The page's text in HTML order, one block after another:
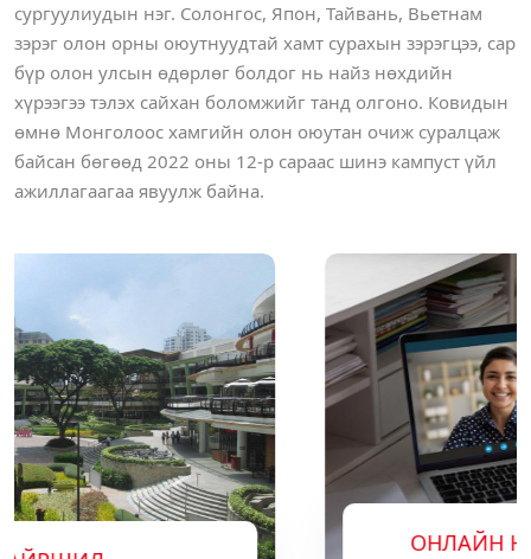
сургуулиудын нэг. Солонгос, Япон, Тайвань, Вьетнам
зэрэг олон орны оюутнуудтай хамт сурахын зэрэгцээ, сар
бүр олон улсын өдөрлөг болдог нь найз нөхдийн
хүрээгээ тэлэх сайхан боломжийг танд олгоно. Ковидын
өмнө Монголоос хамгийн олон оюутан очиж суралцаж
байсан бөгөөд 2022 оны 12-р сараас шинэ кампуст үйл
ажиллагаагаа явуулж байна.
ОНЛАЙН НЭМЭЛТ СУРГАЛТ